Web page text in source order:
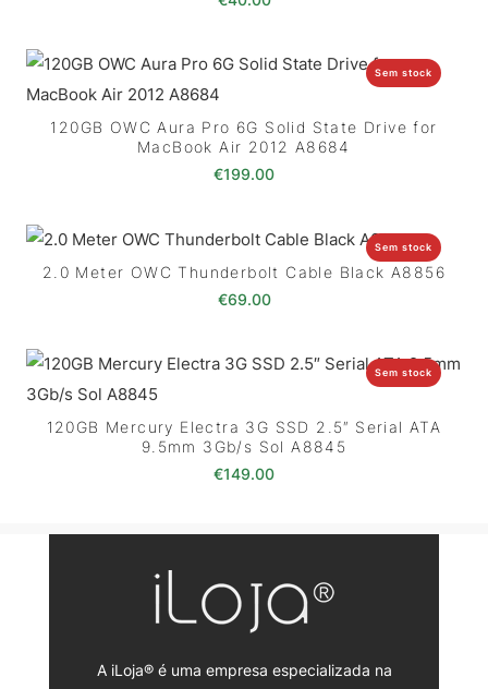
Sem stock
120GB OWC Aura Pro 6G Solid State Drive for
MacBook Air 2012 A8684
€199.00
Sem stock
2.0 Meter OWC Thunderbolt Cable Black A8856
€69.00
Sem stock
120GB Mercury Electra 3G SSD 2.5″ Serial ATA
9.5mm 3Gb/s Sol A8845
€149.00
A iLoja® é uma empresa especializada na